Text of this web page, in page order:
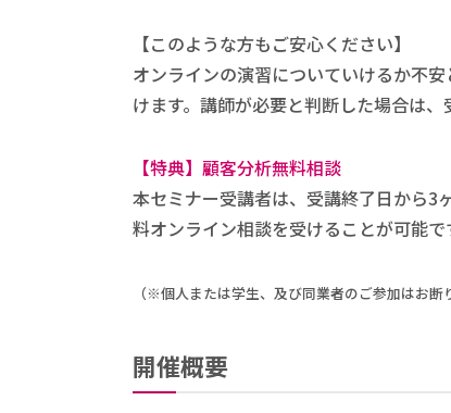
【このような方もご安心ください】
オンラインの演習についていけるか不
けます。講師が必要と判断した場合は
【特典】顧客分析無料相談
本セミナー受講者は、受講終了日から3
料オンライン相談を受けることが可能で
（※個人または学生、及び同業者のご参加はお
開催概要